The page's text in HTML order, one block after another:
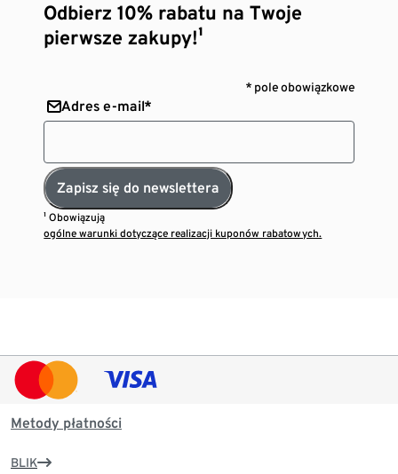
Odbierz 10% rabatu na Twoje
pierwsze zakupy!¹
* pole obowiązkowe
Adres e-mail*
Zapisz się do newslettera
¹ Obowiązują
ogólne warunki dotyczące realizacji kuponów rabatowych.
Metody płatności
BLIK